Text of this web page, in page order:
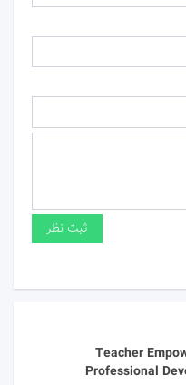
Teacher
Professional